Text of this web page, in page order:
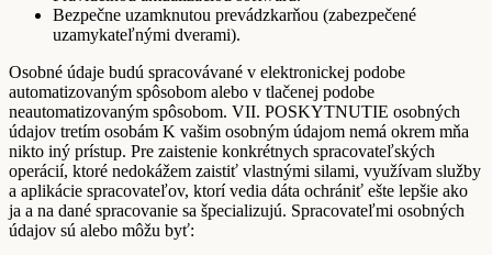
Bezpečne uzamknutou prevádzkarňou (zabezpečené
uzamykateľnými dverami).
Osobné údaje budú spracovávané v elektronickej podobe
automatizovaným spôsobom alebo v tlačenej podobe
neautomatizovaným spôsobom. VII. POSKYTNUTIE osobných
údajov tretím osobám K vašim osobným údajom nemá okrem mňa
nikto iný prístup. Pre zaistenie konkrétnych spracovateľských
operácií, ktoré nedokážem zaistiť vlastnými silami, využívam služby
a aplikácie spracovateľov, ktorí vedia dáta ochrániť ešte lepšie ako
ja a na dané spracovanie sa špecializujú. Spracovateľmi osobných
údajov sú alebo môžu byť: